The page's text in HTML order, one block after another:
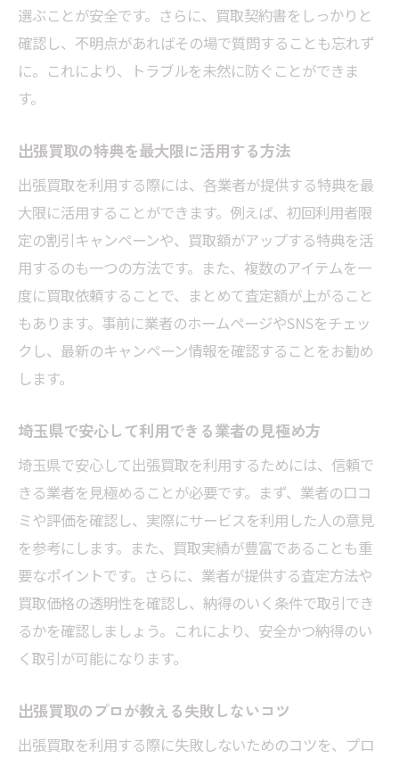
選ぶことが安全です。さらに、買取契約書をしっかりと
確認し、不明点があればその場で質問することも忘れず
に。これにより、トラブルを未然に防ぐことができま
す。
出張買取の特典を最大限に活用する方法
出張買取を利用する際には、各業者が提供する特典を最
大限に活用することができます。例えば、初回利用者限
定の割引キャンペーンや、買取額がアップする特典を活
用するのも一つの方法です。また、複数のアイテムを一
度に買取依頼することで、まとめて査定額が上がること
もあります。事前に業者のホームページやSNSをチェッ
クし、最新のキャンペーン情報を確認することをお勧め
します。
埼玉県で安心して利用できる業者の見極め方
埼玉県で安心して出張買取を利用するためには、信頼で
きる業者を見極めることが必要です。まず、業者の口コ
ミや評価を確認し、実際にサービスを利用した人の意見
を参考にします。また、買取実績が豊富であることも重
要なポイントです。さらに、業者が提供する査定方法や
買取価格の透明性を確認し、納得のいく条件で取引でき
るかを確認しましょう。これにより、安全かつ納得のい
く取引が可能になります。
出張買取のプロが教える失敗しないコツ
出張買取を利用する際に失敗しないためのコツを、プロ